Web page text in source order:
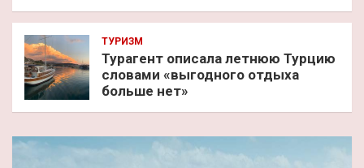
ТУРИЗМ
Турагент описала летнюю Турцию
словами «выгодного отдыха
больше нет»